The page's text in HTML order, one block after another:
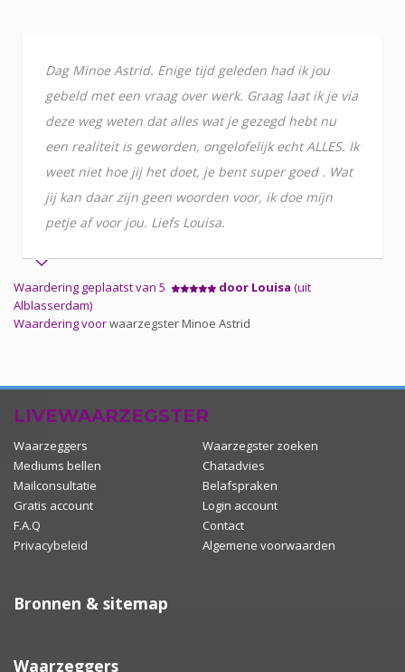
Dag Minoe Astrid. Enige tijd geleden had ik jou
gebeld met een vraag over werk. Graag laat ik je via
deze weg weten dat alles wat je gezegd hebt nu
een realiteit is geworden, ongelofelijk echt ALLES. Ik
weet niet hoe jij het doet, je bent super goed . Wat
jij kan daar zijn geen woorden voor, ik doe mijn
petje af voor jou. Liefs Louisa.
Waardering geplaatst van 5 door Louisa (uit
Alblasserdam)
Waardering voorwaarzegster Minoe Astrid
LIVEWAARZEGSTER
Waarzeggers
Waarzegster zoeken
Mediums bellen
Chatadvies
Mailconsultatie
Belafspraken
Gratis account
Login account
F.A.Q
Contact
Privacybeleid
Algemene voorwaarden
Bronnen & sitemap
Waarzeggers